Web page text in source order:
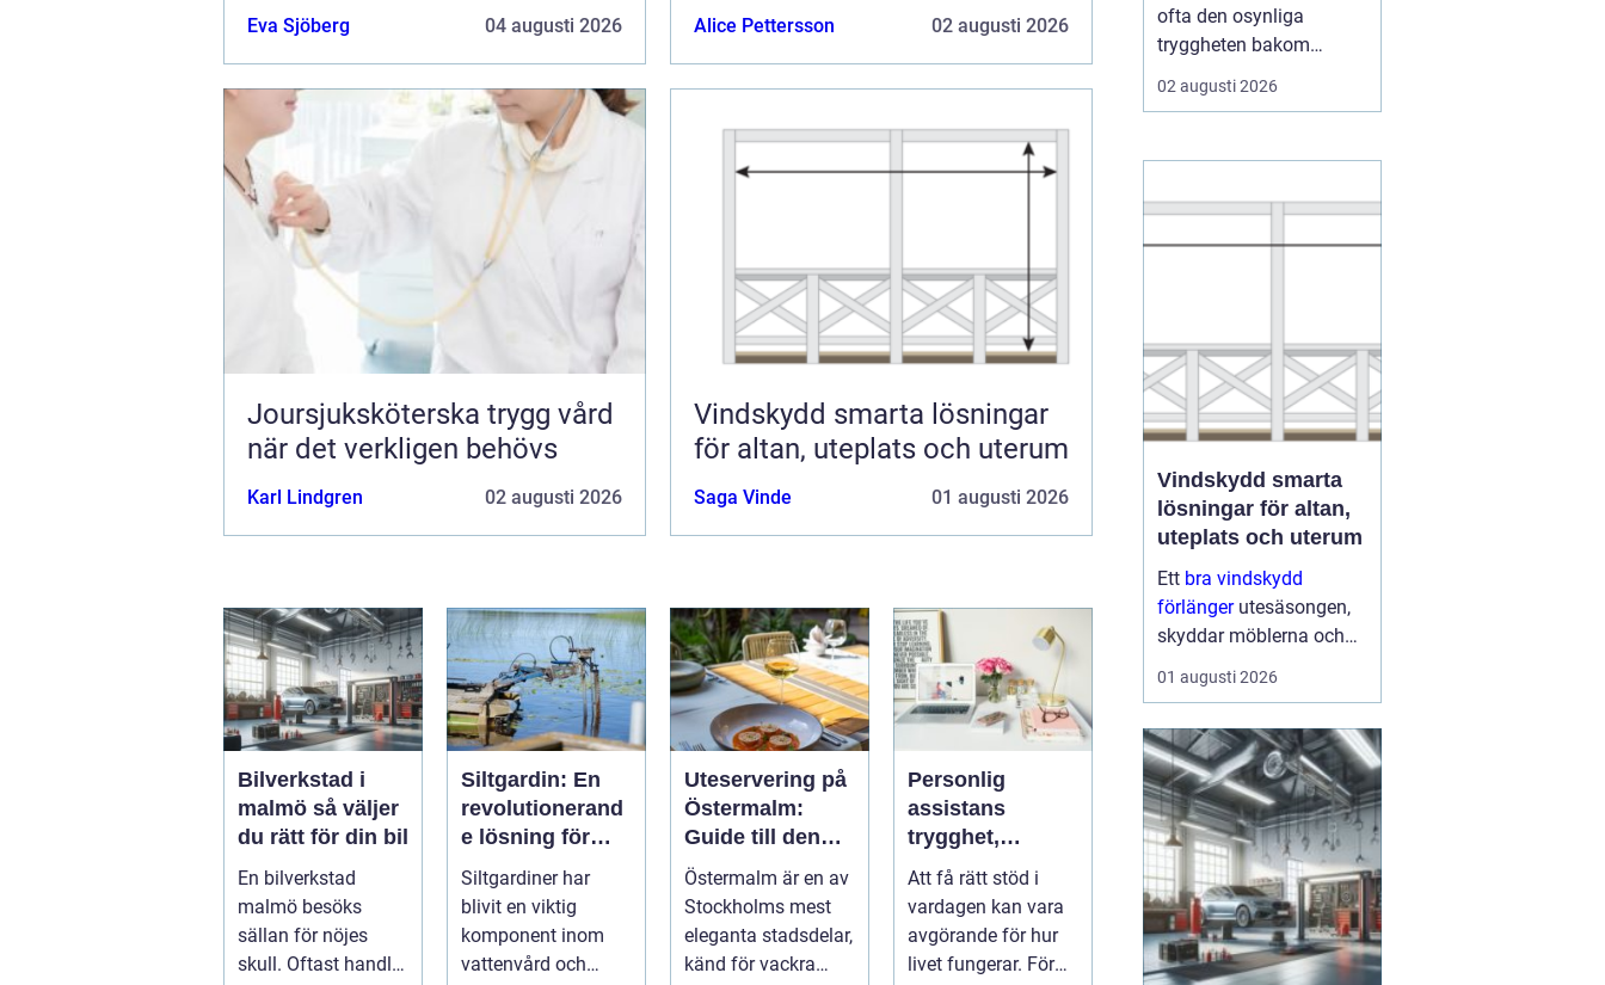
Eva Sjöberg 04 augusti 2026 Alice Pettersson 02 augusti 2026
Joursjuksköterska trygg vård
när det verkligen behövs
Karl Lindgren 02 augusti 2026
Vindskydd smarta lösningar
för altan, uteplats och uterum
Saga Vinde 01 augusti 2026
Bilverkstad i
malmö så väljer
du rätt för din bil
En bilverkstad
malmö besöks
sällan för nöjes
skull. Oftast handlar
Siltgardin: En
revolutionerand
e lösning för
vattenmiljöer
Siltgardiner har
blivit en viktig
komponent inom
vattenvård och
Uteservering på
Östermalm:
Guide till den
bästa
restaurangen på
Östermalm
Östermalm är en av
Stockholms mest
eleganta stadsdelar,
känd för vackra
Personlig
assistans
trygghet,
självbestämman
de och vardag
på egna villkor
Att få rätt stöd i
vardagen kan vara
avgörande för hur
livet fungerar. För
ofta den osynliga
tryggheten bakom
många kommuners,
privata vårdgivares och
När ordinarie
hemtjänsten behöver
stöd eller personal på ett
02 augusti 2026
Vindskydd smarta
lösningar för altan,
uteplats och uterum
Ett bra vindskydd
förlängerutesäsongen,
skyddar möblerna och
gör altanen mer
ombonad utan att
upptäcker att ett
genomtänkt vindskydd
kan ge nästan samma
känsla som...
01 augusti 2026